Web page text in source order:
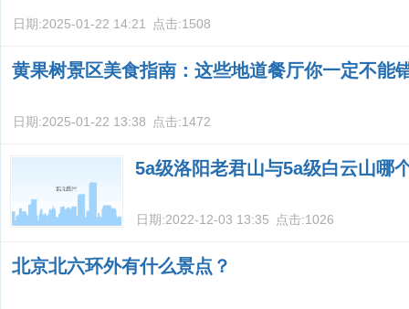
日期:2025-01-22 14:21 点击:1508
黄果树景区美食指南：这些地道餐厅你一定不能
日期:2025-01-22 13:38 点击:1472
5a级洛阳老君山与5a级白云山哪
日期:2022-12-03 13:35 点击:1026
北京北六环外有什么景点？